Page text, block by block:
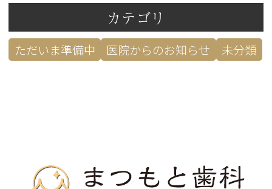
カテゴリ
ただいま準備中 医院からのお知らせ 未分類